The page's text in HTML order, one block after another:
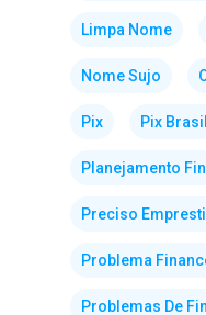
Limpa Nome
Nome Sujo
Pix Pix Brasil
Planejamento
Preciso
Problema
Problemas De